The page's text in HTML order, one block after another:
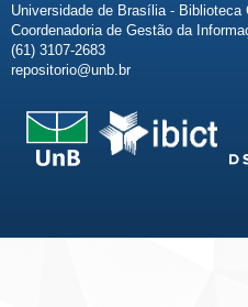
Universidade de Brasília - Biblioteca
Coordenadoria de Gestão da
(61) 3107-2683
repositorio@unb.br